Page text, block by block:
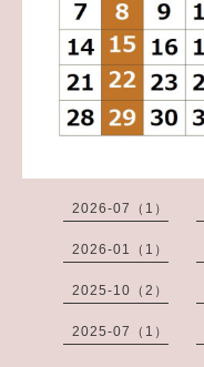
2026-07（1）
2026-01（1）
2025-10（2）
2025-07（1）